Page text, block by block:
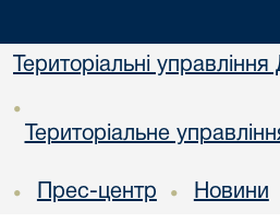
Територіальні
•
Територіальне
• Прес-центр • Новини